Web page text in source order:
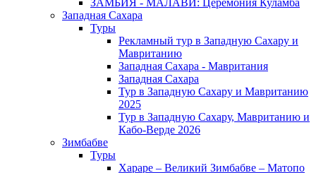
ЗАМБИЯ - МАЛАВИ: Церемония Куламба
Западная Сахара
Туры
Рекламный тур в Западную Сахару и
Мавританию
Западная Сахара - Мавритания
Западная Сахара
Тур в Западную Сахару и Мавританию
2025
Тур в Западную Сахару, Мавританию и
Кабо-Верде 2026
Зимбабве
Туры
Хараре – Великий Зимбабве – Матопо